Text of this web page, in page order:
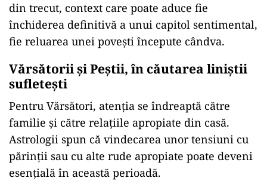
din trecut, context care poate aduce fie
închiderea definitivă a unui capitol sentimental,
fie reluarea unei povești începute cândva.
Vărsătorii și Peștii, în căutarea liniștii
sufletești
Pentru Vărsători, atenția se îndreaptă către
familie și către relațiile apropiate din casă.
Astrologii spun că vindecarea unor tensiuni cu
părinții sau cu alte rude apropiate poate deveni
esențială în această perioadă.